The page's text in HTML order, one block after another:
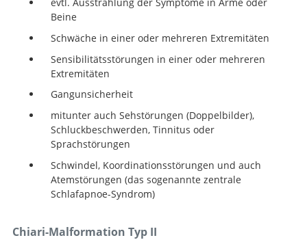
Beine
Schwäche in einer oder mehreren Extremitäten
Sensibilitätsstörungen in einer oder mehreren
Extremitäten
Gangunsicherheit
mitunter auch Sehstörungen (Doppelbilder),
Schluckbeschwerden, Tinnitus oder
Sprachstörungen
Schwindel, Koordinationsstörungen und auch
Atemstörungen (das sogenannte zentrale
Schlafapnoe-Syndrom)
Chiari-Malformation Typ II